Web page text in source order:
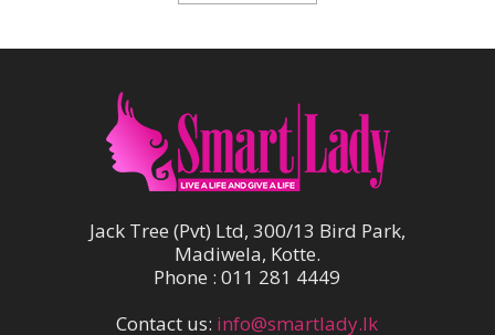
Jack Tree (Pvt) Ltd, 300/13 Bird Park,
Madiwela, Kotte.
Phone : 011 281 4449
Contact us: info@smartlady.lk